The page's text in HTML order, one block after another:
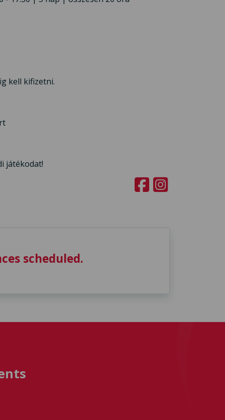
kell kifizetni.
játékodat!
scheduled.